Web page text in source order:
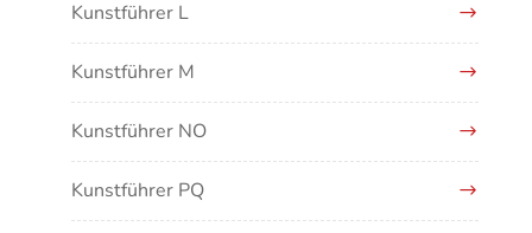
Kunstführer L
Kunstführer M
Kunstführer NO
Kunstführer PQ